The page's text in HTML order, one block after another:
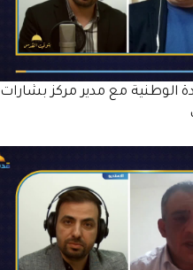
الوطنية مع مدير مركز بشارات